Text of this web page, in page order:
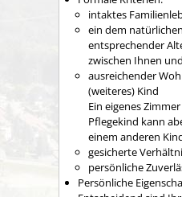
intaktes
ein dem
entsprechender
zwischen Ihnen
ausreichender
(weiteres) Kind
Ein eigenes
Pflegekind kann
einem anderen
gesicherte
persönliche
Persönliche